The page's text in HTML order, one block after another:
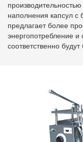
наполнения капсул с
предлагает более
энергопотребление
соответственно